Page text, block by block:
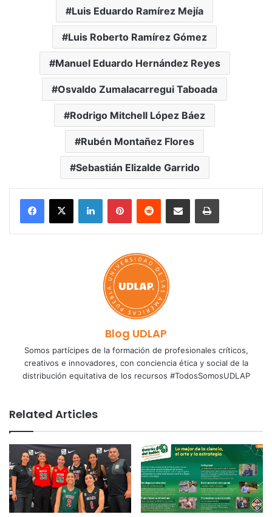
Luis Eduardo Ramírez Mejía
Luis Roberto Ramírez Gómez
Manuel Eduardo Hernández Reyes
Osvaldo Zumalacarregui Taboada
Rodrigo Mitchell López Báez
Rubén Montañez Flores
Sebastián Elizalde Garrido
LinkedInPinterestReddit Share via Email Print
Blog UDLAP
Somos partícipes de la formación de profesionales críticos,
creativos e innovadores, con conciencia ética y social de la
distribución equitativa de los recursos #TodosSomosUDLAP
Related Articles